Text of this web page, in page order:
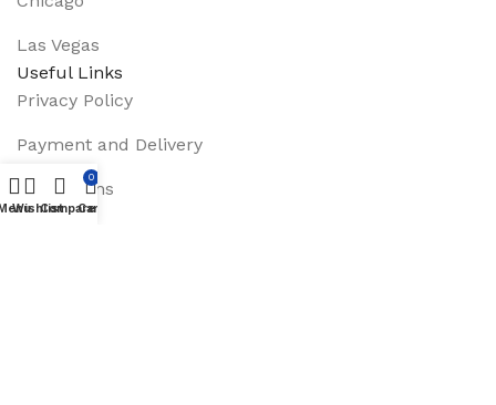
Las Vegas
Useful Links
Privacy Policy
Payment and Delivery
Promotions
WishlistCompare
0
Cart